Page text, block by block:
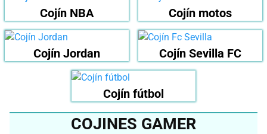
Cojín NBA Cojín motos
Cojín Jordan Cojín Sevilla FC
Cojín fútbol
COJINES GAMER